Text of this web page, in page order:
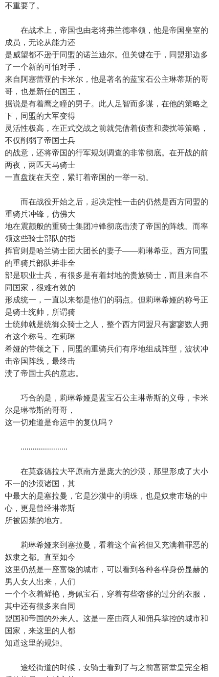
不重要了。
在战术上，帝国也由老将弗兰德率领，他是帝国皇室的
成员，无论从能力还
是威望都不逊于同盟的诺兰迪尔。但关键在于，同盟那边多
了一个新的可怕对手，
来自阿塞蕾亚的卡米尔，他是著名的蓝宝石公主琳蒂斯的哥
哥，也是新任的国王，
据说是有着鹰之瞳的男子。此人足智而多谋，在他的策略之
下，同盟的大军变得
灵活性极高，在正式交战之前就凭借着侦查和袭扰等策略，
不仅削弱了帝国士兵
的战意，还将帝国的行军规划调查的非常彻底。在开战的前
两夜，两匹天马骑士
一直盘旋在天空，紧盯着帝国的一举一动。
而在战役开始之后，起决定性一击的仍然是西方同盟的
重骑兵冲锋，仿佛大
地在震颤般的重骑士集团冲锋彻底击溃了帝国的阵线。而率
领这些骑士部队的指
挥官则是哈兰骑士团大团长的妻子——莉琳希亚。西方同盟
的重骑兵部队并非全
部是职业士兵，有很多是有着封地的贵族骑士，而且来自不
同国家，很难有效的
形成统一，一直以来都是他们的弱点。但莉琳希娅的称号正
是骑士统帅，所谓骑
士统帅就是统御众骑士之人，整个西方同盟只有寥寥数人拥
有这个称号。在莉琳
希娅的带领之下，同盟的重骑兵们有序地组成阵型，波状冲
击帝国阵线，最终击
溃了帝国士兵的意志。
巧合的是，莉琳希娅是蓝宝石公主琳蒂斯的义母，卡米
尔是琳蒂斯的哥哥，
这一切难道是命运中的复仇吗？
........................
在莫森德拉大平原南方是庞大的沙漠，那里形成了大小
不一的沙漠诸国，其
中最大的是塞拉曼，它是沙漠中的明珠，也是奴隶市场的中
心，更是曾经琳蒂斯
所被囚禁的地方。
莉琳希娅来到塞拉曼，看着这个富裕但又充满着罪恶的
奴隶之都。直至如今
这里仍然是一座富饶的城市，可以看到各种各样身份显赫的
男人女人出来，人们
一个个衣着鲜艳，身佩宝石，穿着有些奢侈的过分的衣服，
其中还有很多来自同
盟国和帝国的外来人。这是一座由商人和佣兵掌控的城市和
国家，来这里的人都
知道这里的规矩。
途经街道的时候，女骑士看到了与之前富丽堂皇完全相